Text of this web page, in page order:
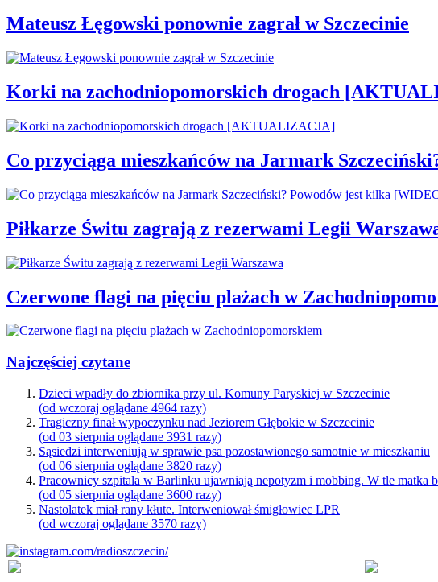
Mateusz Łęgowski ponownie zagrał w Szczecinie
Korki na zachodniopomorskich drogach
Co przyciąga mieszkańców na Jarmark
Piłkarze Świtu zagrają z rezerwami Legii
Czerwone flagi na pięciu plażach w
Najczęściej czytane
Dzieci wpadły do zbiornika przy ul. Komuny Paryskiej w Szczecinie
(od wczoraj oglądane 4964 razy)
Tragiczny finał wypoczynku nad Jeziorem Głębokie w Szczecinie
(od 03 sierpnia oglądane 3931 razy)
Sąsiedzi interweniują w sprawie psa pozostawionego samotnie w mieszkaniu
(od 06 sierpnia oglądane 3820 razy)
Pracownicy szpitala w Barlinku ujawniają nepotyzm i mobbing. W tle matka
(od 05 sierpnia oglądane 3600 razy)
Nastolatek miał rany kłute. Interweniował śmigłowiec LPR
(od wczoraj oglądane 3570 razy)